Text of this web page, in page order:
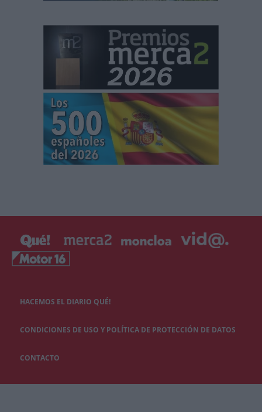
HACEMOS EL DIARIO QUÉ!
CONDICIONES DE USO Y POLÍTICA DE PROTECCIÓN DE DATOS
CONTACTO